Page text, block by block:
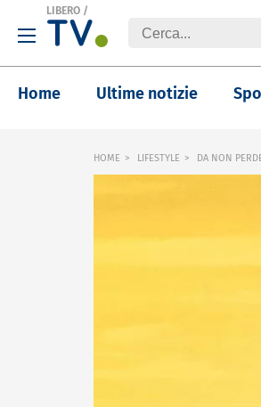
LIBERO /
Home Ultime notizie
HOME LIFESTYLE DA NON